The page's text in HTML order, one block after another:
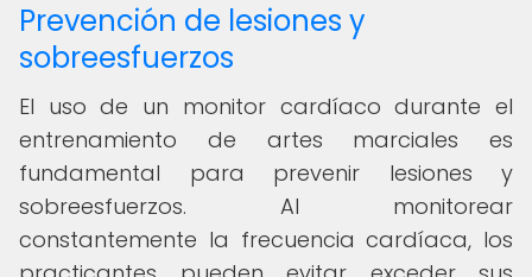
Prevención de lesiones y
sobreesfuerzos
El uso de un monitor cardíaco durante el
entrenamiento de artes marciales es
fundamental para prevenir lesiones y
sobreesfuerzos. Al monitorear
constantemente la frecuencia cardíaca, los